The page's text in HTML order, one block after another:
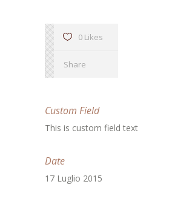
0 Likes
Share
Custom Field
This is custom field text
Date
17 Luglio 2015